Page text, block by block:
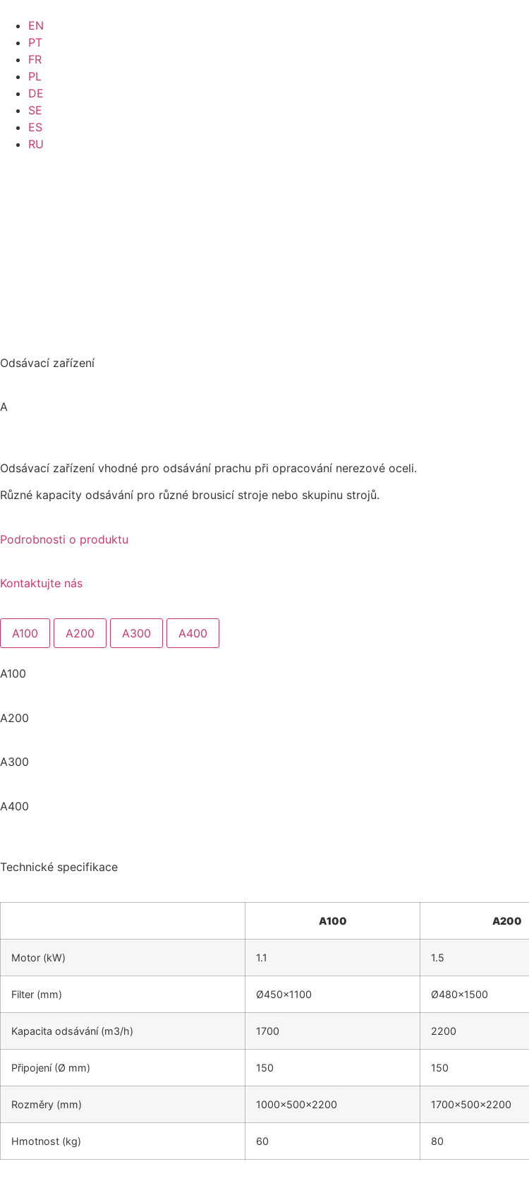
EN
PT
FR
PL
DE
SE
ES
RU
Odsávací zařízení
A
Odsávací zařízení vhodné pro odsávání prachu při opracování nerezové oceli.
Různé kapacity odsávání pro různé brousicí stroje nebo skupinu strojů.
Podrobnosti o produktu
Kontaktujte nás
A100 A200 A300 A400
A100
A200
A300
A400
Technické specifikace
A100 A200
Motor (kW) 1.1 1.5
Filter (mm) Ø450×1100 Ø480×1500
Kapacita odsávání (m3/h) 1700 2200
Připojení (Ø mm) 150 150
Rozměry (mm) 1000x500x2200 1700x500x2200
Hmotnost (kg) 60 80